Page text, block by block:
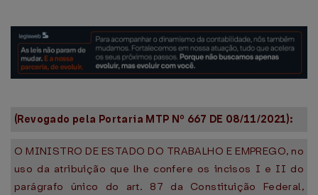
(Revogado pela Portaria MTP Nº 667 DE 08/11/2021):
O MINISTRO DE ESTADO DO TRABALHO E EMPREGO, no
uso da atribuição que lhe confere os incisos I e II do
parágrafo único do art. 87 da Constituição Federal,